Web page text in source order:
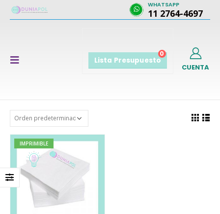
WHATSAPP
11 2764-4697
0
Lista Presupuesto
CUENTA
IMPRIMIBLE